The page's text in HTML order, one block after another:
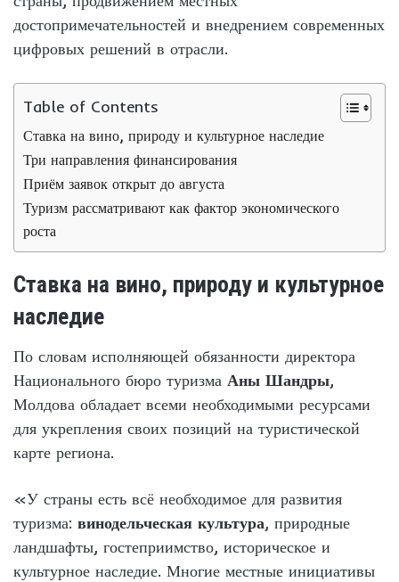
достопримечательностей и внедрением современных
цифровых решений в отрасли.
Table of Contents
Ставка на вино, природу и культурное наследие
Три направления финансирования
Приём заявок открыт до августа
Туризм рассматривают как фактор экономического
роста
Ставка на вино, природу и культурное
наследие
По словам исполняющей обязанности директора
Национального бюро туризма Аны Шандры,
Молдова обладает всеми необходимыми ресурсами
для укрепления своих позиций на туристической
карте региона.
«У страны есть всё необходимое для развития
туризма: винодельческая культура, природные
ландшафты, гостеприимство, историческое и
культурное наследие. Многие местные инициативы